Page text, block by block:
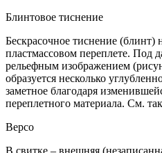
Блинтовое тиснение
Бескрасочное тиснение (блинт)
пластмассовом переплете. Под
рельефным изображением
образуется несколько
заметное благодаря
переплетного материала. См.
Версо
В свитке – внешняя